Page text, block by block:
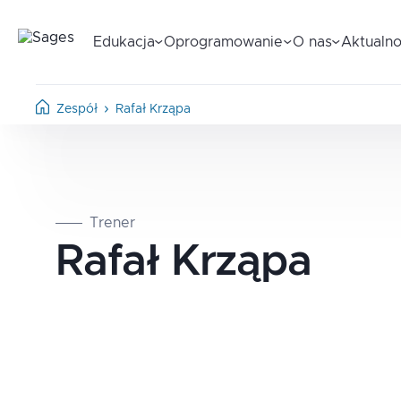
Edukacja Oprogramowanie O nas
Zespół Rafał Krząpa
Trener
Rafał Krząpa